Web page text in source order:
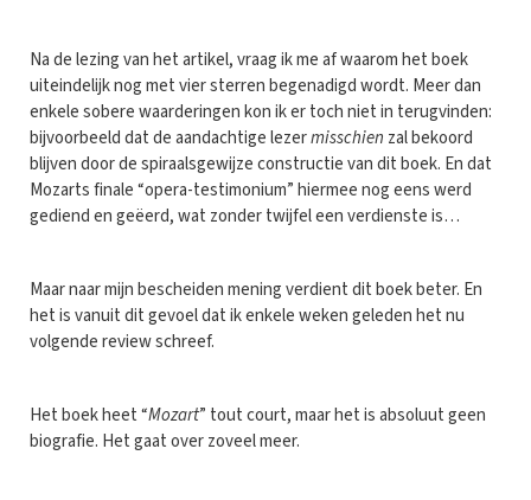
Na de lezing van het artikel, vraag ik me af waarom het boek
uiteindelijk nog met vier sterren begenadigd wordt. Meer dan
enkele sobere waarderingen kon ik er toch niet in terugvinden:
bijvoorbeeld dat de aandachtige lezermisschien zal bekoord
blijven door de spiraalsgewijze constructie van dit boek. En dat
Mozarts finale “opera-testimonium” hiermee nog eens werd
gediend en geëerd, wat zonder twijfel een verdienste is…
Maar naar mijn bescheiden mening verdient dit boek beter. En
het is vanuit dit gevoel dat ik enkele weken geleden het nu
volgende review schreef.
Het boek heet “Mozart” tout court, maar het is absoluut geen
biografie. Het gaat over zoveel meer.